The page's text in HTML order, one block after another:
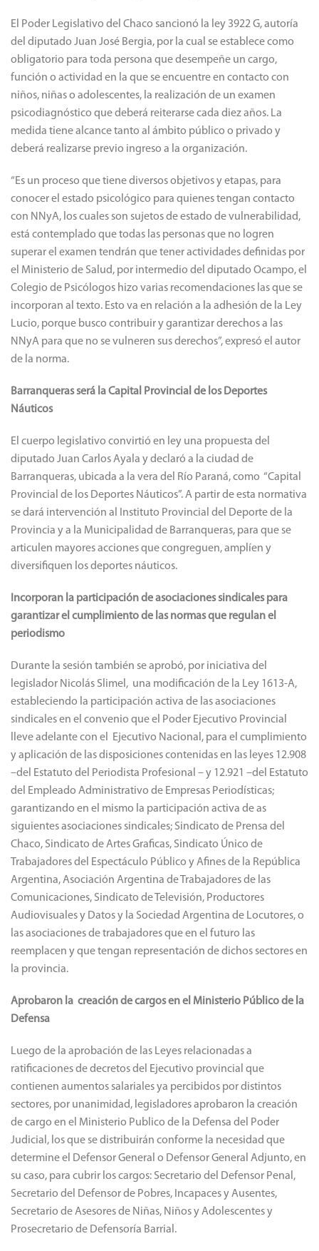
El Poder Legislativo del Chaco sancionó la ley 3922 G, autoría
del diputado Juan José Bergia, por la cual se establece como
obligatorio para toda persona que desempeñe un cargo,
función o actividad en la que se encuentre en contacto con
niños, niñas o adolescentes, la realización de un examen
psicodiagnóstico que deberá reiterarse cada diez años. La
medida tiene alcance tanto al ámbito público o privado y
deberá realizarse previo ingreso a la organización.
“Es un proceso que tiene diversos objetivos y etapas, para
conocer el estado psicológico para quienes tengan contacto
con NNyA, los cuales son sujetos de estado de vulnerabilidad,
está contemplado que todas las personas que no logren
superar el examen tendrán que tener actividades definidas por
el Ministerio de Salud, por intermedio del diputado Ocampo, el
Colegio de Psicólogos hizo varias recomendaciones las que se
incorporan al texto. Esto va en relación a la adhesión de la Ley
Lucio, porque busco contribuir y garantizar derechos a las
NNyA para que no se vulneren sus derechos”, expresó el autor
de la norma.
Barranqueras será la Capital Provincial de los Deportes
Náuticos
El cuerpo legislativo convirtió en ley una propuesta del
diputado Juan Carlos Ayala y declaró a la ciudad de
Barranqueras, ubicada a la vera del Río Paraná, como “Capital
Provincial de los Deportes Náuticos”. A partir de esta normativa
se dará intervención al Instituto Provincial del Deporte de la
Provincia y a la Municipalidad de Barranqueras, para que se
articulen mayores acciones que congreguen, amplíen y
diversifiquen los deportes náuticos.
Incorporan la participación de asociaciones sindicales para
garantizar el cumplimiento de las normas que regulan el
periodismo
Durante la sesión también se aprobó, por iniciativa del
legislador Nicolás Slimel, una modificación de la Ley 1613-A,
estableciendo la participación activa de las asociaciones
sindicales en el convenio que el Poder Ejecutivo Provincial
lleve adelante con el Ejecutivo Nacional, para el cumplimiento
y aplicación de las disposiciones contenidas en las leyes 12.908
–del Estatuto del Periodista Profesional – y 12.921 –del Estatuto
del Empleado Administrativo de Empresas Periodísticas;
garantizando en el mismo la participación activa de as
siguientes asociaciones sindicales; Sindicato de Prensa del
Chaco, Sindicato de Artes Graficas, Sindicato Único de
Trabajadores del Espectáculo Público y Afines de la República
Argentina, Asociación Argentina de Trabajadores de las
Comunicaciones, Sindicato de Televisión, Productores
Audiovisuales y Datos y la Sociedad Argentina de Locutores, o
las asociaciones de trabajadores que en el futuro las
reemplacen y que tengan representación de dichos sectores en
la provincia.
Aprobaron la creación de cargos en el Ministerio Público de la
Defensa
Luego de la aprobación de las Leyes relacionadas a
ratificaciones de decretos del Ejecutivo provincial que
contienen aumentos salariales ya percibidos por distintos
sectores, por unanimidad, legisladores aprobaron la creación
de cargo en el Ministerio Publico de la Defensa del Poder
Judicial, los que se distribuirán conforme la necesidad que
determine el Defensor General o Defensor General Adjunto, en
su caso, para cubrir los cargos: Secretario del Defensor Penal,
Secretario del Defensor de Pobres, Incapaces y Ausentes,
Secretario de Asesores de Niñas, Niños y Adolescentes y
Prosecretario de Defensoría Barrial.